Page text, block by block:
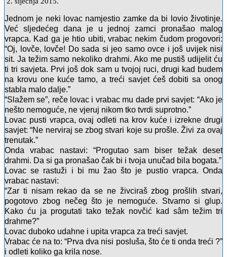
Jednom je neki lovac namjestio zamke da bi lovio životinje.
Već sljedećeg dana je u jednoj zamci pronašao malog
vrapca. Kad ga je htio ubiti, vrabac nekim čudom progovori:
“Oj, lovče, lovče! Do sada si jeo samo ovce i još uvijek nisi
sit. Ja težim samo nekoliko drahmi. Ako me pustiš udijelit ću
ti tri savjeta. Prvi još dok sam u tvojoj ruci, drugi kad budem
na krovu one kuće tamo, a treći savjet ćeš dobiti sa onog
stabla malo dalje.”
“Slažem se”, reče lovac i vrabac mu dade prvi savjet: “Ako je
nešto nemoguće, ne vjeruj nikom tko tvrdi suprotno.”
Lovac pusti vrapca, ovaj odleti na krov kuće i izrekne drugi
savjet:“Ne nerviraj se zbog stvari koje su prošle. Živi za ovaj
trenutak.”
Onda vrabac nastavi: “Progutao sam biser težak deset
drahmi. Da si ga pronašao čak bi i tvoja unučad bila bogata.”
Lovac se rastuži i bi mu žao što je pustio vrapca. Onda
vrabac nastavi:
“Zar ti nisam rekao da se ne živciraš zbog prošlih stvari,
pogotovo zbog nečeg što je nemoguće. Stvarno si glup.
Kako ću ja progutati tako težak novčić kad sâm težim tri
drahme?”
Lovac duboko udahne i upita vrapca za treći savjet.
Vrabac će na to:“Prva dva nisi posluša, što će ti onda treći ?”
i odleti koliko ga krila nose.